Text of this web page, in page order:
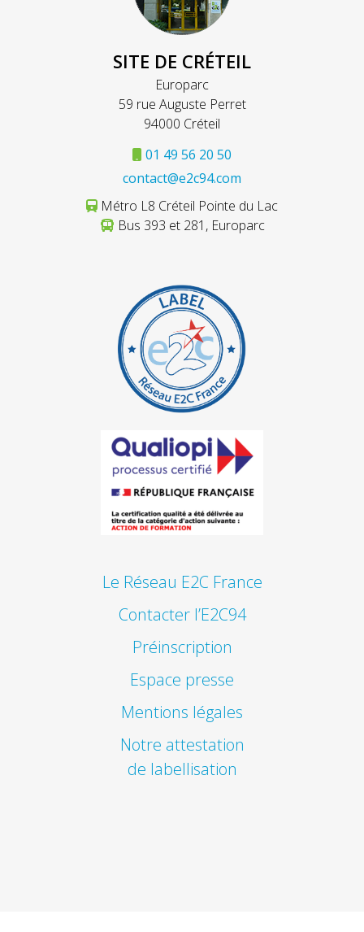
SITE DE CRÉTEIL
Europarc
59 rue Auguste Perret
94000 Créteil
01 49 56 20 50
contact@e2c94.com
Métro L8 Créteil Pointe du Lac
Bus 393 et 281, Europarc
Le Réseau E2C France
Contacter l’E2C94
Préinscription
Espace presse
Mentions légales
Notre attestation
de labellisation